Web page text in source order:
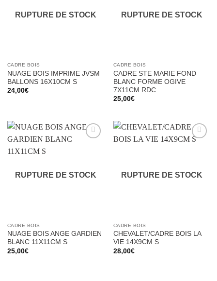
RUPTURE DE STOCK
CADRE BOIS
NUAGE BOIS IMPRIME JVSM
BALLONS 16X10CM S
24,00€
RUPTURE DE STOCK
CADRE BOIS
CADRE STE MARIE FOND
BLANC FORME OGIVE
7X11CM RDC
25,00€
RUPTURE DE STOCK
CADRE BOIS
NUAGE BOIS ANGE GARDIEN
BLANC 11X11CM S
25,00€
RUPTURE DE STOCK
CADRE BOIS
CHEVALET/CADRE BOIS LA
VIE 14X9CM S
28,00€